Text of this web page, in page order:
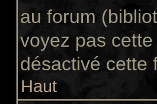
au forum
voyez pas
désactivé cette
Haut